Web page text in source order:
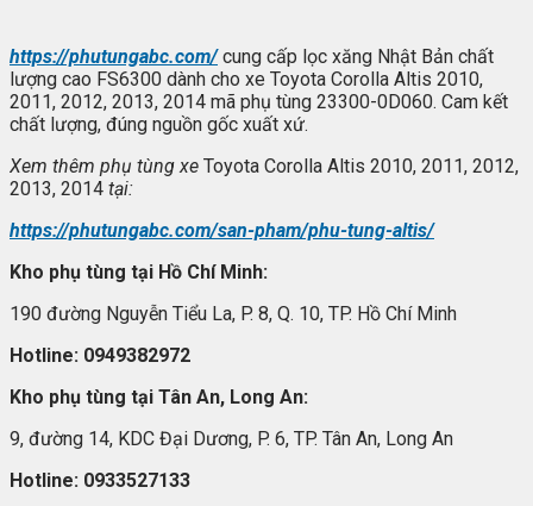
https://phutungabc.com/cung cấp lọc xăng Nhật Bản chất
lượng cao FS6300 dành cho xe Toyota Corolla Altis 2010,
2011, 2012, 2013, 2014 mã phụ tùng 23300-0D060. Cam kết
chất lượng, đúng nguồn gốc xuất xứ.
Xem thêm phụ tùng xe Toyota Corolla Altis 2010, 2011, 2012,
2013, 2014 tại:
https://phutungabc.com/san-pham/phu-tung-altis/
Kho phụ tùng tại Hồ Chí Minh:
190 đường Nguyễn Tiểu La, P. 8, Q. 10, TP. Hồ Chí Minh
Hotline: 0949382972
Kho phụ tùng tại Tân An, Long An:
9, đường 14, KDC Đại Dương, P. 6, TP. Tân An, Long An
Hotline: 0933527133